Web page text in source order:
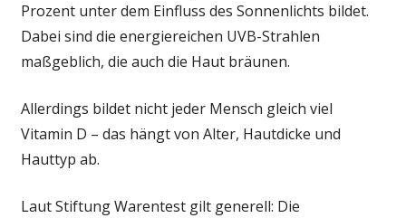
Prozent unter dem Einfluss des Sonnenlichts bildet.
Dabei sind die energiereichen UVB-Strahlen
maßgeblich, die auch die Haut bräunen.
Allerdings bildet nicht jeder Mensch gleich viel
Vitamin D – das hängt von Alter, Hautdicke und
Hauttyp ab.
Laut Stiftung Warentest gilt generell: Die